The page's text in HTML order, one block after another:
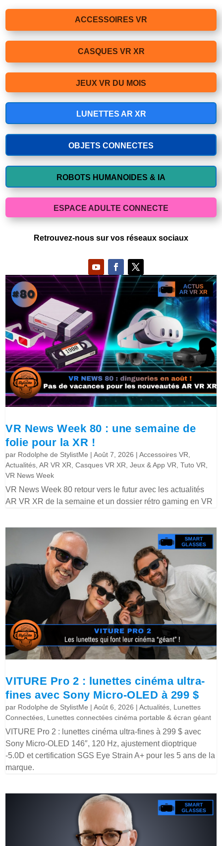
ACCESSOIRES VR
CASQUES VR XR
JEUX VR DU MOIS
LUNETTES AR XR
OBJETS CONNECTES
ROBOTS HUMANOIDES & IA
ESPACE ADULTE CONNECTE
Retrouvez-nous sur vos réseaux sociaux
VR News Week 80 : une semaine de
folie pour la XR !
par Rodolphe de StylistMe |Août 7, 2026 |Accessoires VR
Actualités ,AR VR XR ,Casques VR XR ,Jeux & App VR ,Tuto VR
VR News Week
VR News Week 80 retour vers le futur avec les actualités
AR VR XR de la semaine et un dossier rétro gaming en VR
VITURE Pro 2 : lunettes cinéma ultra-
fines avec Sony Micro-OLED à 299 $
par Rodolphe de StylistMe |Août 6, 2026 |Actualités Lunettes
Connectées Lunettes connectées cinéma portable & écran géant
VITURE Pro 2 : lunettes cinéma ultra-fines à 299 $ avec
Sony Micro-OLED 146″, 120 Hz, ajustement dioptrique
-5.0D et certification SGS Eye Strain A+ pour les 5 ans de la
marque.